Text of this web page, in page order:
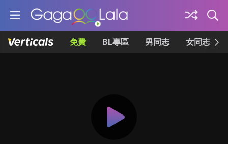
免費 BL專區 男同志 女同志